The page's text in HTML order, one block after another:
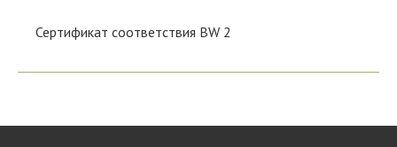
Сертификат соответствия BW 2